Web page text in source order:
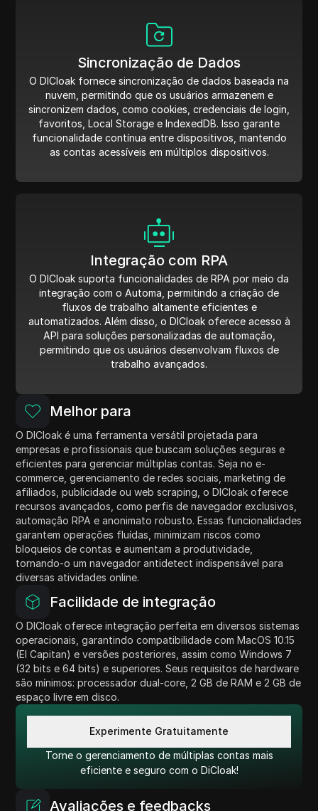
Sincronização de Dados
O DICloak fornece sincronização de dados baseada na
nuvem, permitindo que os usuários armazenem e
sincronizem dados, como cookies, credenciais de login,
favoritos, Local Storage e IndexedDB. Isso garante
funcionalidade contínua entre dispositivos, mantendo
as contas acessíveis em múltiplos dispositivos.
Integração com RPA
O DICloak suporta funcionalidades de RPA por meio da
integração com o Automa, permitindo a criação de
fluxos de trabalho altamente eficientes e
automatizados. Além disso, o DICloak oferece acesso à
API para soluções personalizadas de automação,
permitindo que os usuários desenvolvam fluxos de
trabalho avançados.
Melhor para
O DICloak é uma ferramenta versátil projetada para
empresas e profissionais que buscam soluções seguras e
eficientes para gerenciar múltiplas contas. Seja no e-
commerce, gerenciamento de redes sociais, marketing de
afiliados, publicidade ou web scraping, o DICloak oferece
recursos avançados, como perfis de navegador exclusivos,
automação RPA e anonimato robusto. Essas funcionalidades
garantem operações fluídas, minimizam riscos como
bloqueios de contas e aumentam a produtividade,
tornando-o um navegador antidetect indispensável para
diversas atividades online.
Facilidade de integração
O DICloak oferece integração perfeita em diversos sistemas
operacionais, garantindo compatibilidade com MacOS 10.15
(El Capitan) e versões posteriores, assim como Windows 7
(32 bits e 64 bits) e superiores. Seus requisitos de hardware
são mínimos: processador dual-core, 2 GB de RAM e 2 GB de
espaço livre em disco.
Experimente Gratuitamente
Torne o gerenciamento de múltiplas contas mais
eficiente e seguro com o DiCloak!
Avaliações e feedbacks